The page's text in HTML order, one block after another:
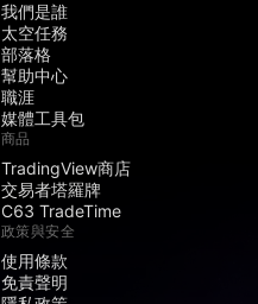
我們是誰
太空任務
部落格
幫助中心
職涯
媒體工具包
商品
TradingView商店
交易者塔羅牌
C63 TradeTime
政策與安全
使用條款
免責聲明